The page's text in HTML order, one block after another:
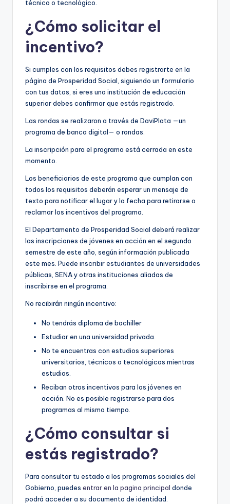
técnico o tecnológico.
¿Cómo solicitar el
incentivo?
Si cumples con los requisitos debes registrarte en la
página de Prosperidad Social, siguiendo un formulario
con tus datos, si eres una institución de educación
superior debes confirmar que estás registrado.
Las rondas se realizaron a través de DaviPlata —un
programa de banca digital— o rondas.
La inscripción para el programa está cerrada en este
momento.
Los beneficiarios de este programa que cumplan con
todos los requisitos deberán esperar un mensaje de
texto para notificar el lugar y la fecha para retirarse o
reclamar los incentivos del programa.
El Departamento de Prosperidad Social deberá realizar
las inscripciones de jóvenes en acción en el segundo
semestre de este año, según información publicada
este mes. Puede inscribir estudiantes de universidades
públicas, SENA y otras instituciones aliadas de
inscribirse en el programa.
No recibirán ningún incentivo:
No tendrás diploma de bachiller
Estudiar en una universidad privada.
No te encuentras con estudios superiores
universitarios, técnicos o tecnológicos mientras
estudias.
Reciban otros incentivos para los jóvenes en
acción. No es posible registrarse para dos
programas al mismo tiempo.
¿Cómo consultar si
estás registrado?
Para consultar tu estado a los programas sociales del
Gobierno, puedes entrar en la pagina principal donde
podrá acceder a su documento de identidad.